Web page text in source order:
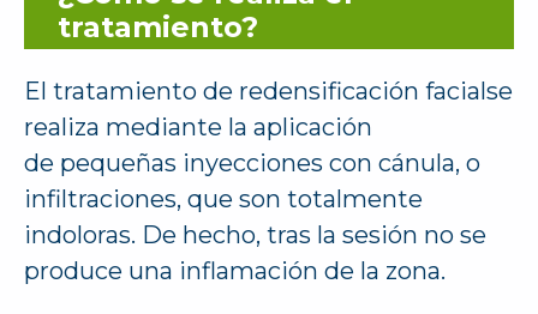
tratamiento?
El tratamiento de redensificación facialse
realiza mediante la aplicación
de pequeñas inyecciones con cánula, o
infiltraciones, que son totalmente
indoloras. De hecho, tras la sesión no se
produce una inflamación de la zona.